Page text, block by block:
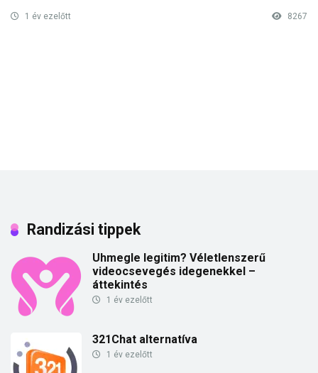
1 év ezelőtt 8267
Randizási tippek
Uhmegle legitim? Véletlenszerű
videocsevegés idegenekkel –
áttekintés
1 év ezelőtt
321Chat alternatíva
1 év ezelőtt